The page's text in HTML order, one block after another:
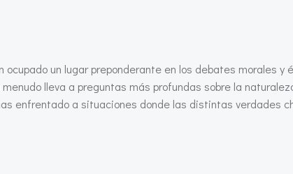
un lugar preponderante en los debates morales
lleva a preguntas más profundas sobre la
enfrentado a situaciones donde las distintas verdades